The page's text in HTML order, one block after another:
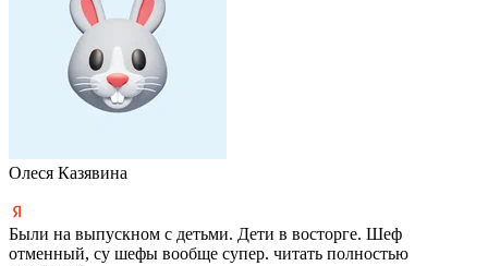
Олеся Казявина
Были на выпускном с детьми. Дети в восторге. Шеф
отменный, су шефы вообще супер. читать полностью